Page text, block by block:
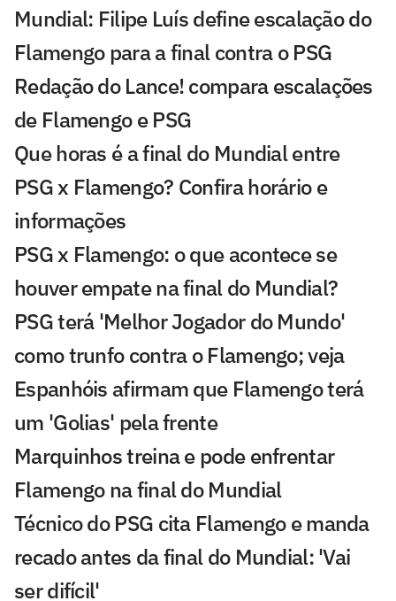
Mundial: Filipe Luís define escalação do
Flamengo para a final contra o PSG
Redação do Lance! compara escalações
de Flamengo e PSG
Que horas é a final do Mundial entre
PSG x Flamengo? Confira horário e
informações
PSG x Flamengo: o que acontece se
houver empate na final do Mundial?
PSG terá 'Melhor Jogador do Mundo'
como trunfo contra o Flamengo; veja
Espanhóis afirmam que Flamengo terá
um 'Golias' pela frente
Marquinhos treina e pode enfrentar
Flamengo na final do Mundial
Técnico do PSG cita Flamengo e manda
recado antes da final do Mundial: 'Vai
ser difícil'